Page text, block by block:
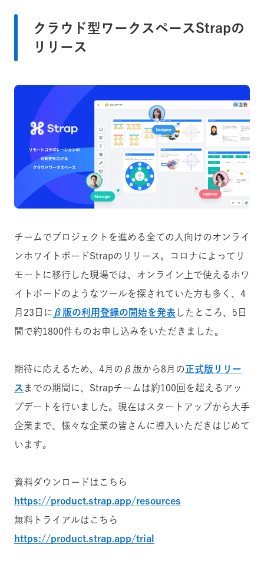
クラウド型ワークスペースStrapの
リリース
チームでプロジェクトを進める全ての人向けのオンライ
ンホワイトボードStrapのリリース。コロナによってリ
モートに移行した現場では、オンライン上で使えるホワ
イトボードのようなツールを探されていた方も多く、4
月23日に β版の利用登録の開始を発表 したところ、5日
間で約1800件ものお申し込みをいただきました。
期待に応えるため、4月のβ版から8月の正式版リリー
ス までの期間に、Strapチームは約100回を超えるアッ
プデートを行いました。現在はスタートアップから大手
企業まで、様々な企業の皆さんに導入いただきはじめて
います。
資料ダウンロードはこちら
https://product.strap.app/resources
無料トライアルはこちら
https://product.strap.app/trial